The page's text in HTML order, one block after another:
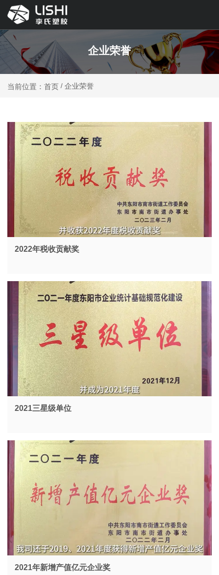
企业荣誉
当前位置：首页 / 企业荣誉
2022年税收贡献奖
2021三星级单位
2021年新增产值亿元企业奖